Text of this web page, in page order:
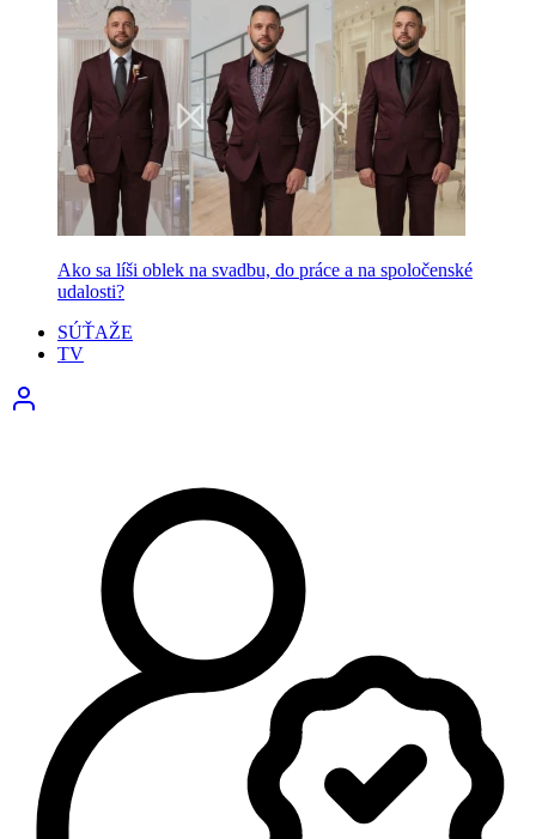
Ako sa líši oblek na svadbu, do práce a na spoločenské
udalosti?
SÚŤAŽE
TV